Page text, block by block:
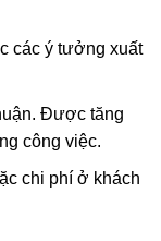
các ý tưởng xuất
Được tăng
công việc.
chi phí ở khách